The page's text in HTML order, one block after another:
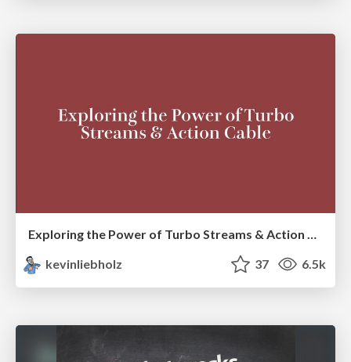
Exploring the Power of Turbo Streams & Action Cable | RailsConf2023
kevinliebholz
37 6.5k